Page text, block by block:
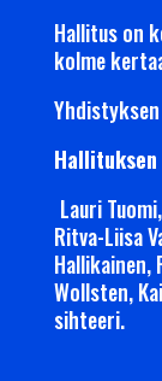
Hallitus on
kolme
Hallituksen
Lauri
Ritva-Liisa
Wollsten,
sihteeri.